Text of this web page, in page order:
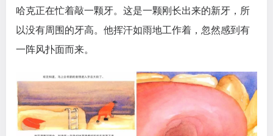
哈克正在忙着敲一颗牙。这是一颗刚长出来的新牙，所
以没有周围的牙高。他挥汗如雨地工作着，忽然感到有
一阵风扑面而来。